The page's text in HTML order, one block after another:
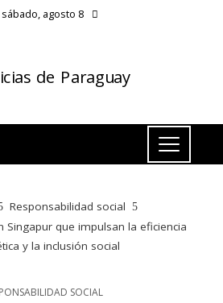
sábado, agosto 8
Responsabilidad social
Singapur que impulsan la eficiencia
y la inclusión social
SOCIAL